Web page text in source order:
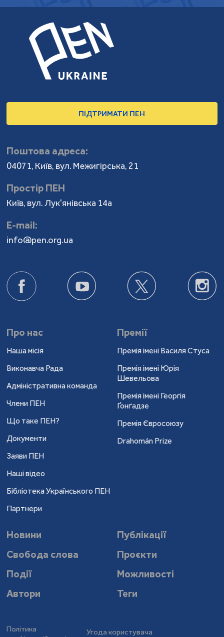
ПІДТРИМАТИ ПЕН
Поштова адреса:
04071, Київ, вул. Межигірська, 21
Простір ПЕН
Київ, вул. Лук'янівська 14а
Е-mail:
info@pen.org.ua
Про нас
Наша місія
Виконавча Рада
Адміністративна команда
Члени ПЕН
Що таке ПЕН?
Документи
Заяви ПЕН
Наші відео
Бібліотека Українського ПЕН
Партнери
Премії
Премія імені Василя Стуса
Премія імені Юрія
Шевельова
Премія імені Георгія
Ґонґадзе
Премія Євросоюзу
Drahomán Prize
Новини
Публікації
Свобода слова
Проєкти
Події
Можливості
Автори
Теги
Політика
Угода користувача